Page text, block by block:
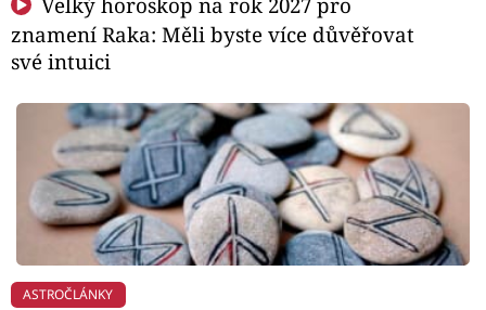
znamení Raka: Měli byste více důvěřovat
své intuici
ASTROČLÁNKY